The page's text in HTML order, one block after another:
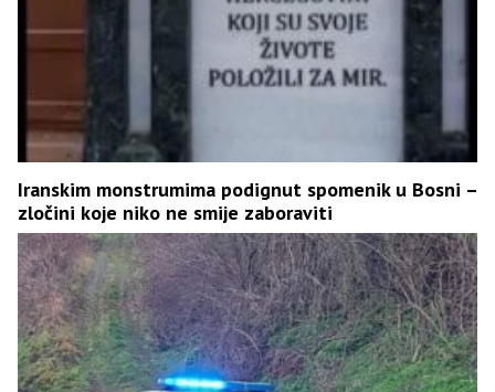
Iranskim monstrumima podignut spomenik u Bosni –
zločini koje niko ne smije zaboraviti